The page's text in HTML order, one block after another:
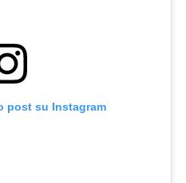
post su Instagram